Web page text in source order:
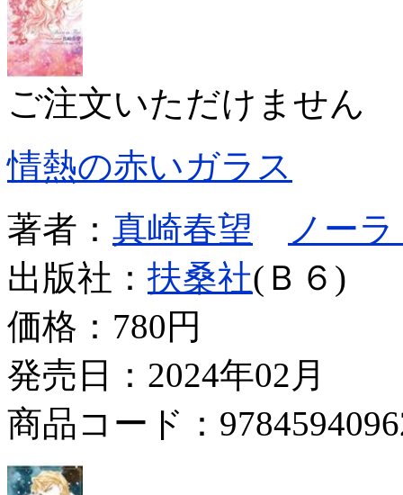
ご注文いただけません
情熱の赤いガラス
著者： 真崎春望
ノー
出版社： 扶桑社(Ｂ６)
価格： 780円
発売日：2024年02月
商品コード：